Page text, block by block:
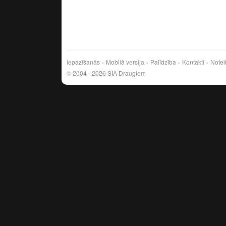
Iepazīšanās Mobilā versija Palīdzība Kontakti
© 2004 - 2026 SIA Draugiem